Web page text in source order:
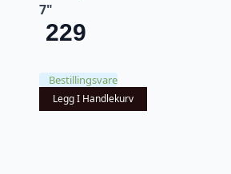
7"
229
Bestillingsvare
Legg I Handlekurv